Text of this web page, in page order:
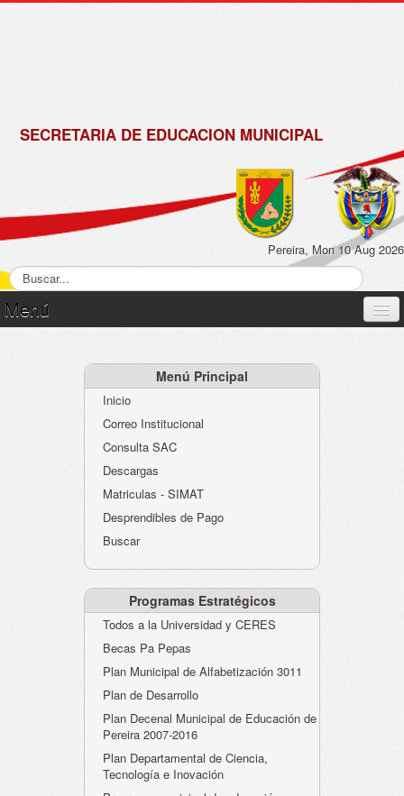
SECRETARIA DE EDUCACION MUNICIPAL
Pereira, Mon 10 Aug 2026
Menú
Atención al Ciudadano
Instituciones Educativas
Despacho Secretaría
Evaluación desempeño
Humano-Cesantías
Menú Principal
Inicio
Correo Institucional
Consulta SAC
Descargas
Matriculas - SIMAT
Desprendibles de Pago
Buscar
Programas Estratégicos
Todos a la Universidad y CERES
Becas Pa Pepas
Plan Municipal de Alfabetización 3011
Plan de Desarrollo
Plan Decenal Municipal de Educación de
Pereira 2007-2016
Plan Departamental de Ciencia,
Tecnología e Inovación
de